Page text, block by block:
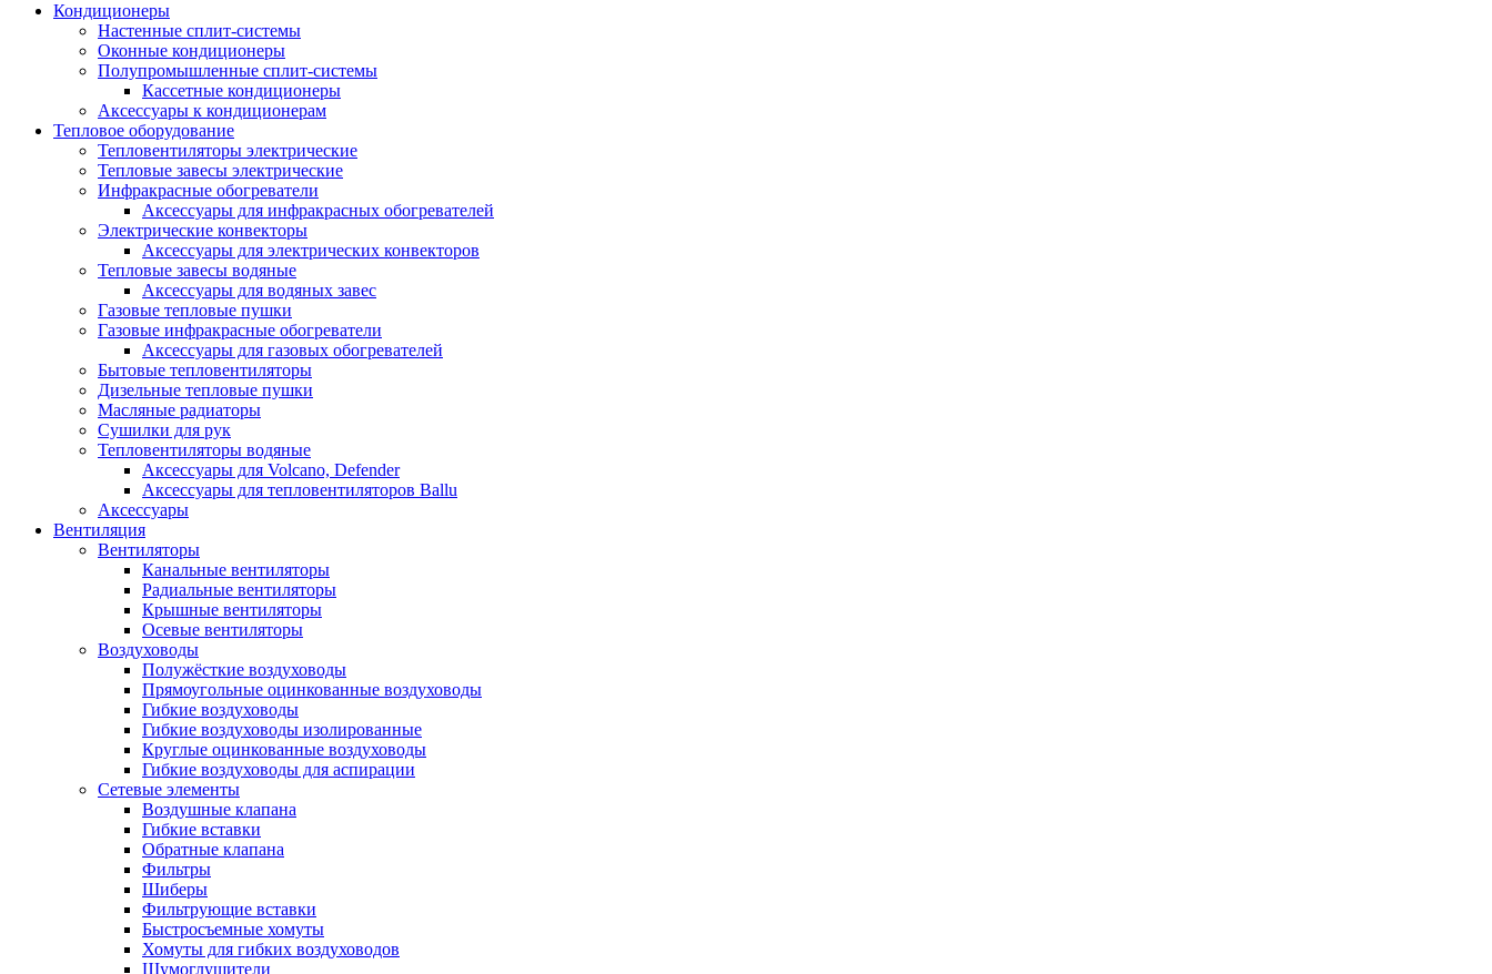
Кондиционеры
Настенные сплит-системы
Оконные кондиционеры
Полупромышленные сплит-системы
Кассетные кондиционеры
Аксессуары к кондиционерам
Тепловое оборудование
Тепловентиляторы электрические
Тепловые завесы электрические
Инфракрасные обогреватели
Аксессуары для инфракрасных обогревателей
Электрические конвекторы
Аксессуары для электрических конвекторов
Тепловые завесы водяные
Аксессуары для водяных завес
Газовые тепловые пушки
Газовые инфракрасные обогреватели
Аксессуары для газовых обогревателей
Бытовые тепловентиляторы
Дизельные тепловые пушки
Масляные радиаторы
Сушилки для рук
Тепловентиляторы водяные
Аксессуары для Volcano, Defender
Аксессуары для тепловентиляторов Ballu
Аксессуары
Вентиляция
Вентиляторы
Канальные вентиляторы
Радиальные вентиляторы
Крышные вентиляторы
Осевые вентиляторы
Воздуховоды
Полужёсткие воздуховоды
Прямоугольные оцинкованные воздуховоды
Гибкие воздуховоды
Гибкие воздуховоды изолированные
Круглые оцинкованные воздуховоды
Гибкие воздуховоды для аспирации
Сетевые элементы
Воздушные клапана
Гибкие вставки
Обратные клапана
Фильтры
Шиберы
Фильтрующие вставки
Быстросъемные хомуты
Хомуты для гибких воздуховодов
Шумоглушители